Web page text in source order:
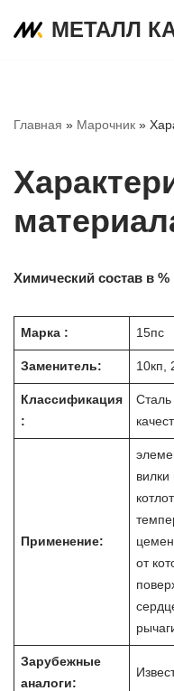
МЕТАЛЛ
Главная » Марочник »
Химический состав в %
Марка : 15пс
Заменитель: 10кп,
Классификация
:
Сталь
Применение:
вилки
от
Зарубежные
аналоги: